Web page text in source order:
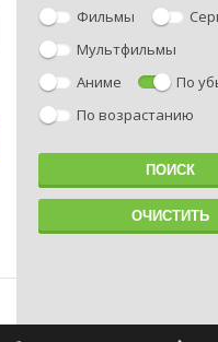
Фильмы
Мультфильмы
Аниме
По
По возрастанию